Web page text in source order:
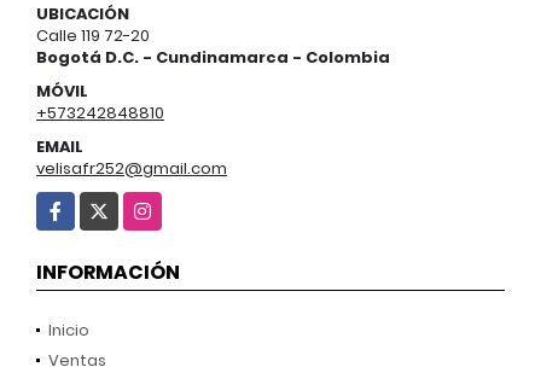
UBICACIÓN
Calle 119 72-20
Bogotá D.C. - Cundinamarca - Colombia
MÓVIL
+573242848810
EMAIL
velisafr252@gmail.com
Facebook
X Instagram
INFORMACIÓN
Inicio
Ventas